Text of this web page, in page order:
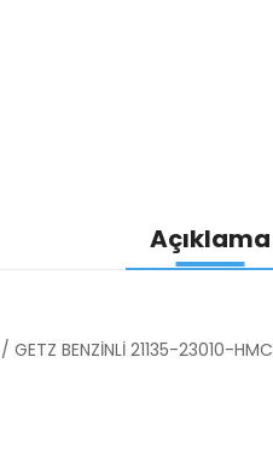
Açıklama
BENZİNLİ 21135-23010-HMC